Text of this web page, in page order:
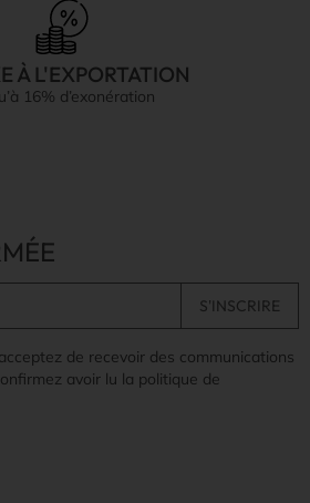
À L'EXPORTATION
16% d’exonération
de recevoir des communications
avoir lu la politique de